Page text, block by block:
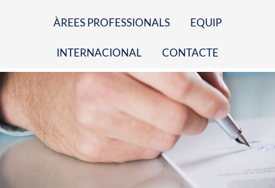
ÀREES PROFESSIONALS EQUIP
INTERNACIONAL CONTACTE